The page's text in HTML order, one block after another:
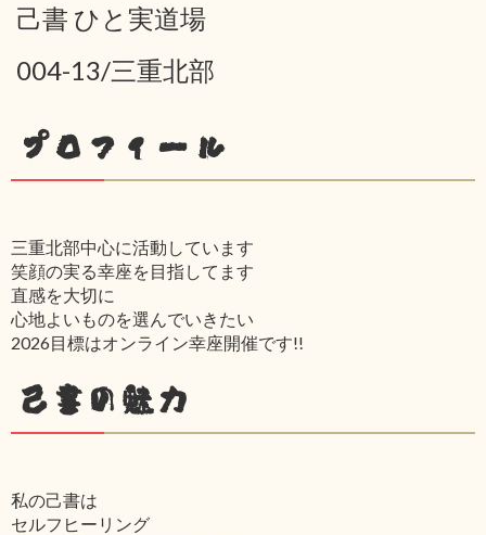
己書 ひと実道場
004-13/三重北部
プロフィール
三重北部中心に活動しています
笑顔の実る幸座を目指してます
直感を大切に
心地よいものを選んでいきたい
2026目標はオンライン幸座開催です!!
己書の魅力
私の己書は
セルフヒーリング